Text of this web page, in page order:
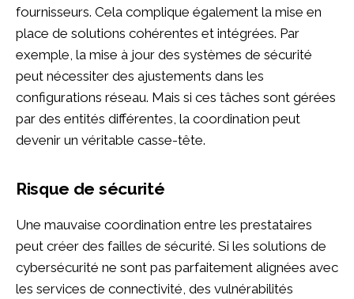
fournisseurs. Cela complique également la mise en
place de solutions cohérentes et intégrées. Par
exemple, la mise à jour des systèmes de sécurité
peut nécessiter des ajustements dans les
configurations réseau. Mais si ces tâches sont gérées
par des entités différentes, la coordination peut
devenir un véritable casse-tête.
Risque de sécurité
Une mauvaise coordination entre les prestataires
peut créer des failles de sécurité. Si les solutions de
cybersécurité ne sont pas parfaitement alignées avec
les services de connectivité, des vulnérabilités